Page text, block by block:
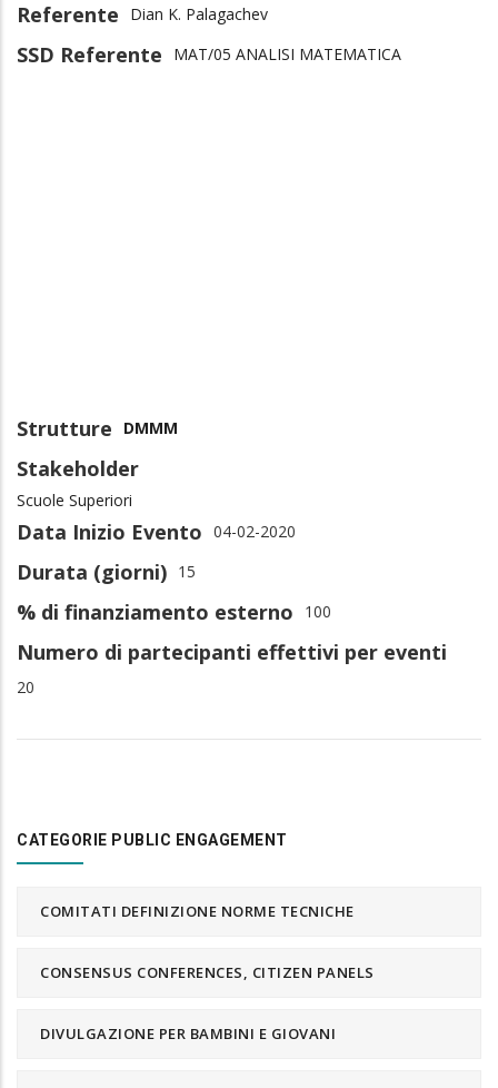
Referente Dian K. Palagachev
SSD Referente MAT/05 ANALISI MATEMATICA
Strutture DMMM
Stakeholder
Scuole Superiori
Data Inizio Evento 04-02-2020
Durata (giorni) 15
% di finanziamento esterno 100
Numero di partecipanti effettivi per eventi
20
CATEGORIE PUBLIC ENGAGEMENT
COMITATI DEFINIZIONE NORME TECNICHE
CONSENSUS CONFERENCES, CITIZEN PANELS
DIVULGAZIONE PER BAMBINI E GIOVANI